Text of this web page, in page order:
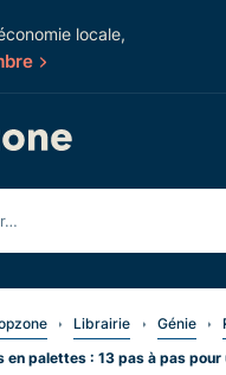
locale,
Librairie Génie
en palettes : 13 pas à pas